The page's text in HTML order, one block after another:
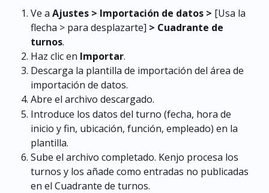
Ve a Ajustes > Importación de datos > [Usa la
flecha > para desplazarte] > Cuadrante de
turnos.
Haz clic en Importar.
Descarga la plantilla de importación del área de
importación de datos.
Abre el archivo descargado.
Introduce los datos del turno (fecha, hora de
inicio y fin, ubicación, función, empleado) en la
plantilla.
Sube el archivo completado. Kenjo procesa los
turnos y los añade como entradas no publicadas
en el Cuadrante de turnos.